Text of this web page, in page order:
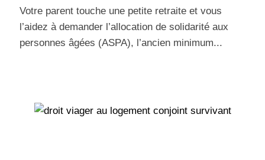
Votre parent touche une petite retraite et vous
l’aidez à demander l’allocation de solidarité aux
personnes âgées (ASPA), l’ancien minimum...